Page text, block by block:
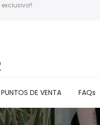
PUNTOS DE VENTA FAQs